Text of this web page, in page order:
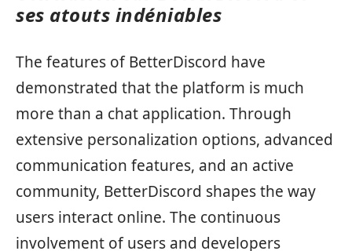
ses atouts indéniables
The features of BetterDiscord have
demonstrated that the platform is much
more than a chat application. Through
extensive personalization options, advanced
communication features, and an active
community, BetterDiscord shapes the way
users interact online. The continuous
involvement of users and developers